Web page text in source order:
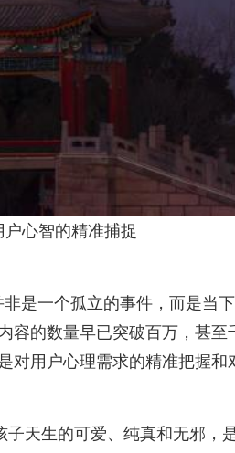
户心智的精准捕捉
是一个孤立的事件，而是当
容的数量早已突破百万，甚
对用户心理需求的精准把握和
子天生的可爱、纯真和无邪，